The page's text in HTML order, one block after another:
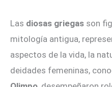
Las diosas griegas son
mitología antigua,
aspectos de la vida, la
deidades femeninas,